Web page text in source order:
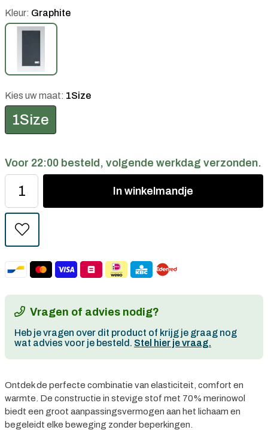
Kleur: Graphite
Kies uw maat: 1Size
1Size
Voor 22:00 besteld, volgende werkdag verzonden.
In winkelmandje
Vragen of advies nodig?
Heb je vragen over dit product of krijg je graag nog
wat advies voor je besteld. Stel hier je vraag.
Ontdek de perfecte combinatie van elasticiteit, comfort en
warmte. De constructie in stevige stof met 70% merinowol
biedt een groot aanpassingsvermogen aan het lichaam en
begeleidt elke beweging zonder beperkingen.